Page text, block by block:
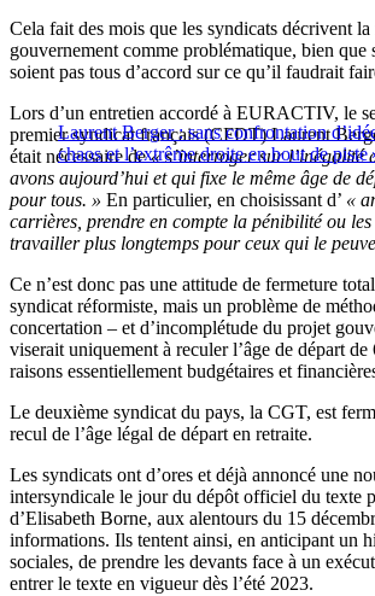
Cela fait des mois que les syndicats décrivent
gouvernement comme problématique, bien que
soient pas tous d’accord sur ce qu’il faudrait
Laurent Berger : sans confrontation
chaos et l’extrême droite en bout de piste
Lors d’un entretien accordé à EURACTIV, le
premier syndicat français (CFDT) Laurent
était nécessaire de« s’interroger sur l’inégalité
avons aujourd’hui et qui fixe le même âge de
pour tous. » En particulier, en choisissant d’ «
carrières, prendre en compte la pénibilité ou
travailler plus longtemps pour ceux qui le
Ce n’est donc pas une attitude de fermeture
syndicat réformiste, mais un problème de
concertation – et d’incomplétude du projet
viserait uniquement à reculer l’âge de départ de
raisons essentiellement budgétaires et
Le deuxième syndicat du pays, la CGT, est
recul de l’âge légal de départ en retraite.
Les syndicats ont d’ores et déjà annoncé une
intersyndicale le jour du dépôt officiel du texte
d’Elisabeth Borne, aux alentours du 15
informations. Ils tentent ainsi, en anticipant un
sociales, de prendre les devants face à un
entrer le texte en vigueur dès l’été 2023.